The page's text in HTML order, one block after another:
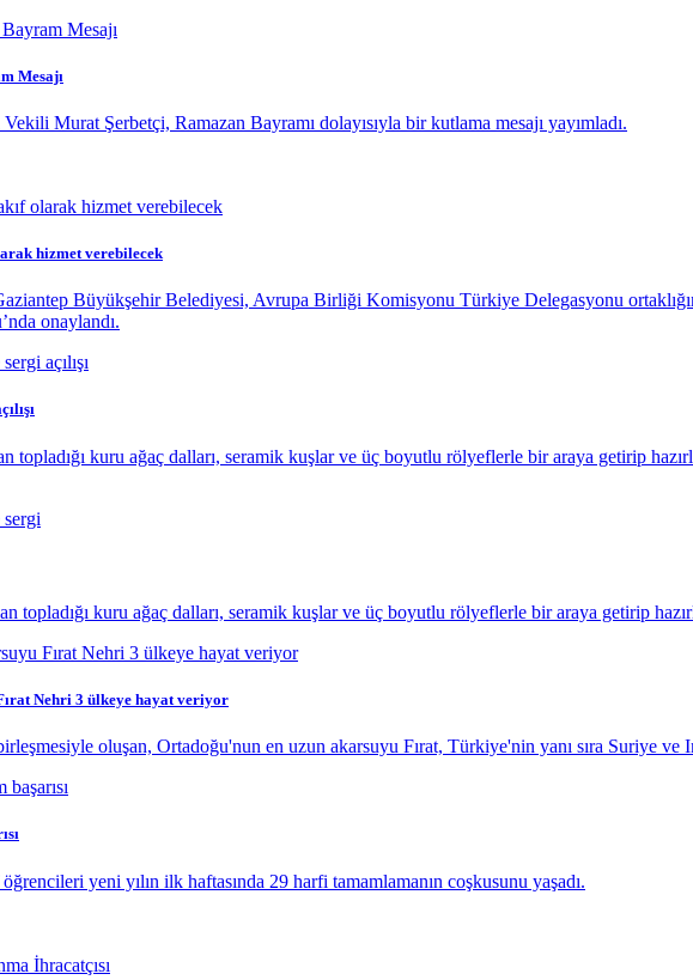
Mesajı
Murat Şerbetçi, Ramazan Bayramı dolayısıyla bir kutlama mesajı yayımladı.
hizmet verebilecek
Büyükşehir Belediyesi, Avrupa Birliği Komisyonu Türkiye Delegasyonu
onaylandı.
topladığı kuru ağaç dalları, seramik kuşlar ve üç boyutlu rölyeflerle bir araya getirip
topladığı kuru ağaç dalları, seramik kuşlar ve üç boyutlu rölyeflerle bir araya getirip
Nehri 3 ülkeye hayat veriyor
oluşan, Ortadoğu'nun en uzun akarsuyu Fırat, Türkiye'nin yanı sıra Suriye ve
yeni yılın ilk haftasında 29 harfi tamamlamanın coşkusunu yaşadı.